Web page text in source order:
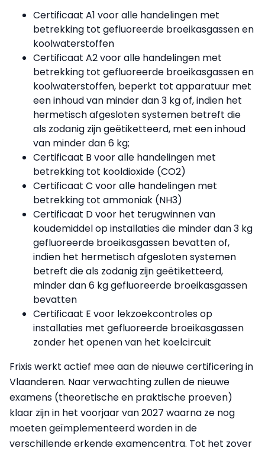
Certificaat A1 voor alle handelingen met
betrekking tot gefluoreerde broeikasgassen en
koolwaterstoffen
Certificaat A2 voor alle handelingen met
betrekking tot gefluoreerde broeikasgassen en
koolwaterstoffen, beperkt tot apparatuur met
een inhoud van minder dan 3 kg of, indien het
hermetisch afgesloten systemen betreft die
als zodanig zijn geëtiketteerd, met een inhoud
van minder dan 6 kg;
Certificaat B voor alle handelingen met
betrekking tot kooldioxide (CO2)
Certificaat C voor alle handelingen met
betrekking tot ammoniak (NH3)
Certificaat D voor het terugwinnen van
koudemiddel op installaties die minder dan 3 kg
gefluoreerde broeikasgassen bevatten of,
indien het hermetisch afgesloten systemen
betreft die als zodanig zijn geëtiketteerd,
minder dan 6 kg gefluoreerde broeikasgassen
bevatten
Certificaat E voor lekzoekcontroles op
installaties met gefluoreerde broeikasgassen
zonder het openen van het koelcircuit
Frixis werkt actief mee aan de nieuwe certificering in
Vlaanderen. Naar verwachting zullen de nieuwe
examens (theoretische en praktische proeven)
klaar zijn in het voorjaar van 2027 waarna ze nog
moeten geïmplementeerd worden in de
verschillende erkende examencentra. Tot het zover